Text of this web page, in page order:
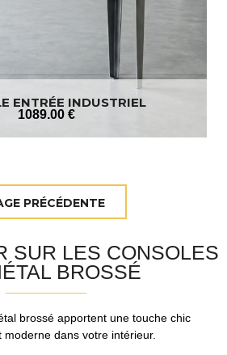
ENTRÉE INDUSTRIEL
1089.00 €
SUR LES CONSOLES
BROSSÉ
brossé apportent une touche chic
moderne dans votre intérieur.